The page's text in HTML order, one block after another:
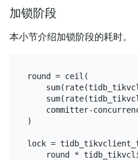
加锁阶段
本小节介绍加锁阶段的耗时。
round = ceil(
committer-
)
lock =